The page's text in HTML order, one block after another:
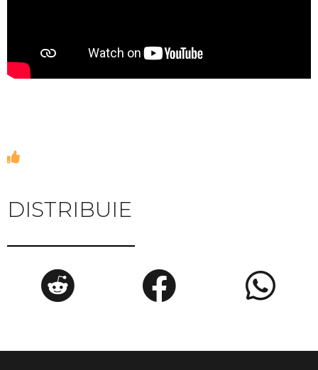
DISTRIBUIE